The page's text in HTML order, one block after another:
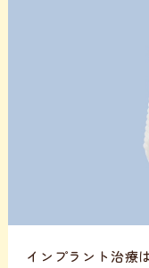
インプラント治療